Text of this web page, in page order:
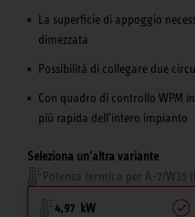
La superficie di appoggio
dimezzata
Possibilità di collegare due
Con quadro di controllo WPM
più rapida dell'intero impianto
Seleziona un'altra variante
Potenza termica per A-7/W35
4,97 kW